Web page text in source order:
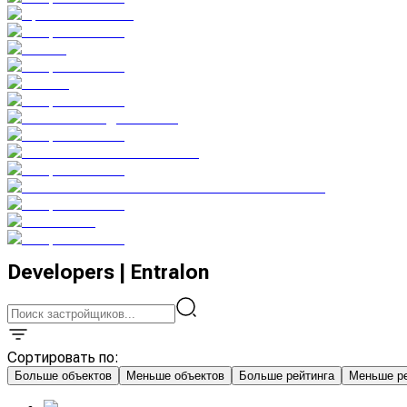
Developers | Entralon
Сортировать по:
Больше объектов Меньше объектов Больше рейтинга Меньше